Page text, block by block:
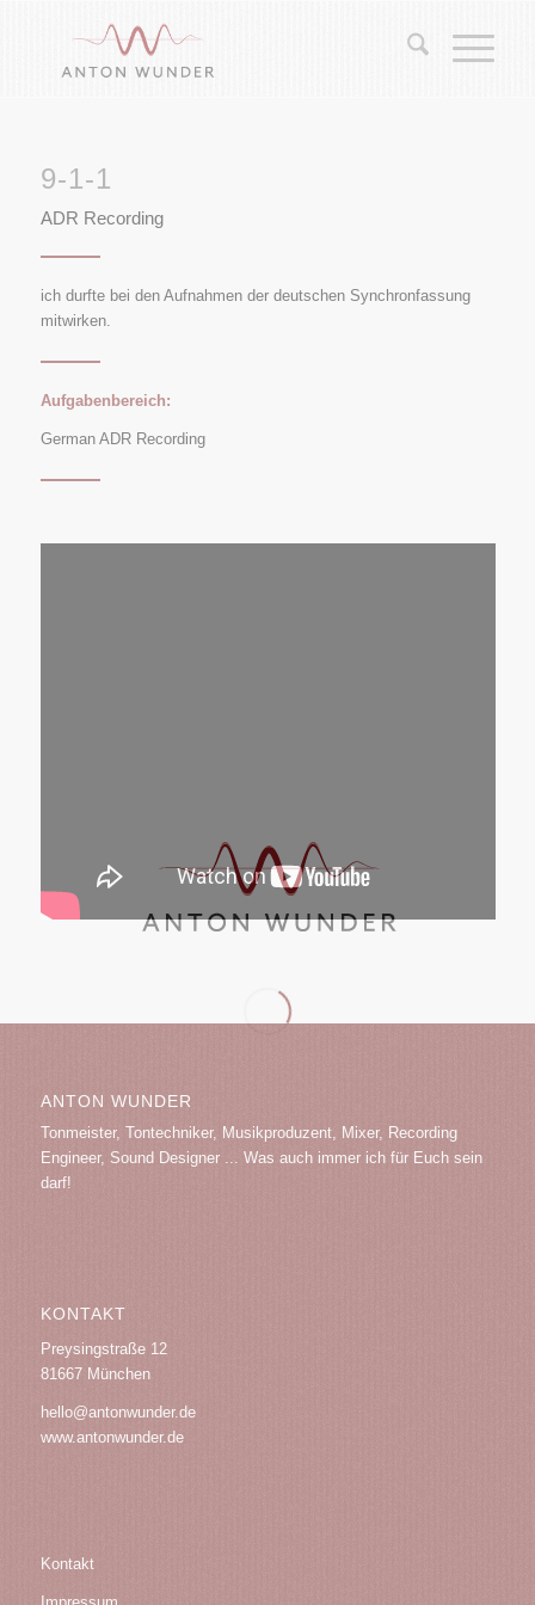
9-1-1
ADR Recording
ich durfte bei den Aufnahmen der deutschen Synchronfassung
mitwirken.
Aufgabenbereich:
German ADR Recording
ANTON WUNDER
Tonmeister, Tontechniker, Musikproduzent, Mixer, Recording
Engineer, Sound Designer ... Was auch immer ich für Euch sein
darf!
KONTAKT
Preysingstraße 12
81667 München
hello@antonwunder.de
www.antonwunder.de
Kontakt